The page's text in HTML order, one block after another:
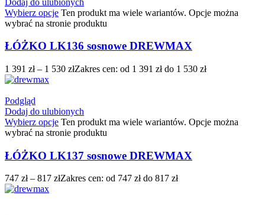
Wybierz opcje Ten produkt ma wiele wariantów. Opcje można
wybrać na stronie produktu
ŁÓŻKO LK136 sosnowe DREWMAX
1 391 zł – 1 530 złZakres cen: od 1 391 zł do 1 530 zł
Podgląd
Dodaj do ulubionych
Wybierz opcje Ten produkt ma wiele wariantów. Opcje można
wybrać na stronie produktu
ŁÓŻKO LK137 sosnowe DREWMAX
747 zł – 817 złZakres cen: od 747 zł do 817 zł